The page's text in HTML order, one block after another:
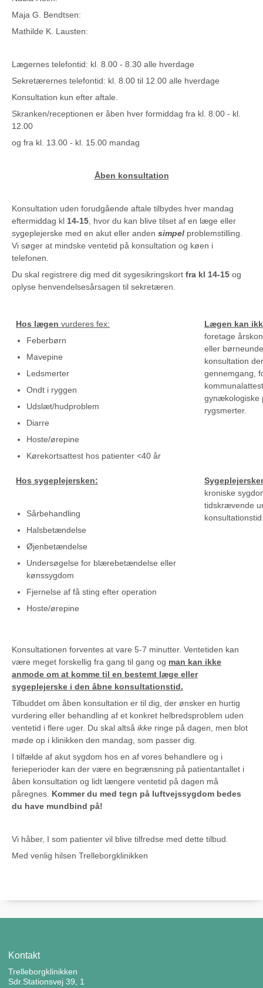
Maja G. Bendtsen:
Mathilde K. Lausten:
Lægernes telefontid: kl. 8.00 - 8.30 alle hverdage
Sekretærernes telefontid: kl. 8.00 til 12.00 alle hverdage
Konsultation kun efter aftale.
Skranken/receptionen er åben hver formiddag fra kl. 8.00 - kl.
12.00
og fra kl. 13.00 - kl. 15.00 mandag
Åben konsultation
Konsultation uden forudgående aftale tilbydes hver mandag
eftermiddag kl 14-15 , hvor du kan blive tilset af en læge eller
sygeplejerske med en akut eller anden simpel problemstilling.
Vi søger at mindske ventetid på konsultation og køen i
telefonen.
Du skal registrere dig med dit sygesikringskort fra kl 14-15 og
oplyse henvendelsesårsagen til sekretæren.
Hos lægen vurderes fex:
Feberbørn
Mavepine
Ledsmerter
Ondt i ryggen
Udslæt/hudproblem
Diarre
Hoste/ørepine
Kørekortsattest hos patienter <40 år
Lægen kan
foretage
eller
konsultation
gennemgang,
gynækologiske
rygsmerter.
Hos sygeplejersken:
Sårbehandling
Halsbetændelse
Øjenbetændelse
Undersøgelse for blærebetændelse eller
kønssygdom
Fjernelse af få sting efter operation
Hoste/ørepine
kroniske
tidskrævende
Konsultationen forventes at vare 5-7 minutter. Ventetiden kan
være meget forskellig fra gang til gang og man kan ikke
anmode om at komme til en bestemt læge eller
sygeplejerske i den åbne konsultationstid.
Tilbuddet om åben konsultation er til dig, der ønsker en hurtig
vurdering eller behandling af et konkret helbredsproblem uden
ventetid i flere uger. Du skal altså ikke ringe på dagen, men blot
møde op i klinikken den mandag, som passer dig.
I tilfælde af akut sygdom hos en af vores behandlere og i
ferieperioder kan der være en begrænsning på patientantallet i
åben konsultation og lidt længere ventetid på dagen må
påregnes. Kommer du med tegn på luftvejssygdom bedes
du have mundbind på!
Vi håber, I som patienter vil blive tilfredse med dette tilbud.
Med venlig hilsen Trelleborgklinikken
Kontakt
Trelleborgklinikken
Sdr.Stationsvej 39, 1